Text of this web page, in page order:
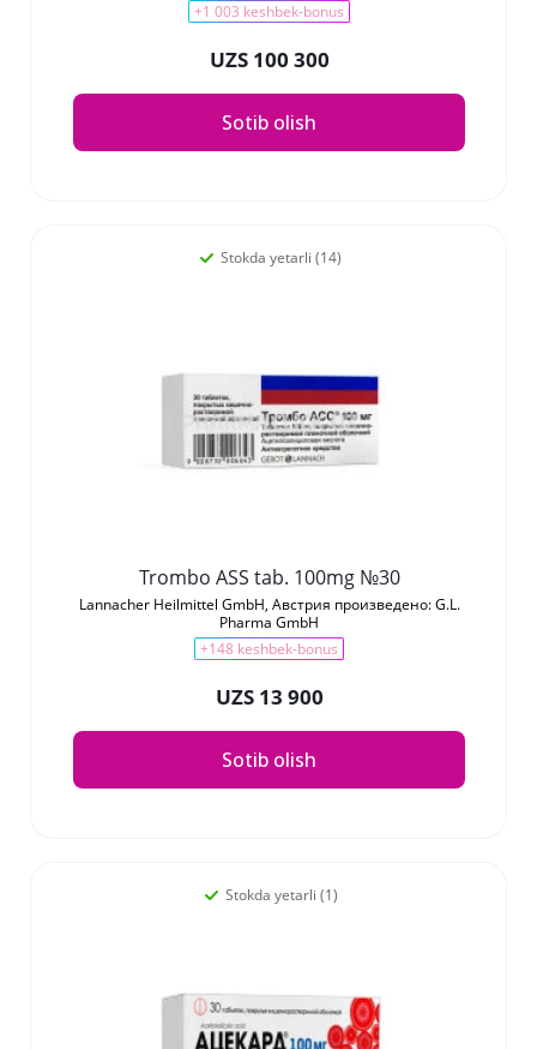
+1 003 keshbek-bonus
UZS 100 300
Sotib olish
Stokda yetarli (14)
Trombo ASS tab. 100mg №30
Lannacher Heilmittel GmbH, Австрия произведено: G.L.
Pharma GmbH
+148 keshbek-bonus
UZS 13 900
Sotib olish
Stokda yetarli (1)